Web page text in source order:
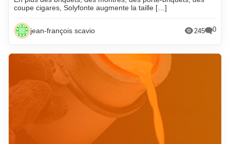
coupe cigares, Solyfonte augmente la taille […]
jean-françois scavio 245 0